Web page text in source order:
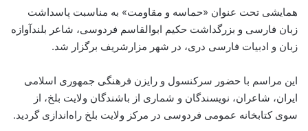
همایشی تحت عنوان «حماسه و مقاومت» به مناسبت پاسداشت
زبان فارسی و بزرگداشت حکیم ابوالقاسم فردوسی، شاعر بلندآوازه
زبان و ادبیات فارسی دری، در شهر مزارشریف برگزار شد.
این مراسم با حضور سرکنسول و رایزن فرهنگی جمهوری اسلامی
ایران، شاعران، نویسندگان و شماری از باشندگان ولایت بلخ، از
سوی کتابخانه عمومی فردوسی در مرکز ولایت بلخ راه‌اندازی گردید.